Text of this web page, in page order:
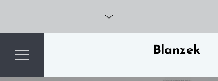
content
Blanzek